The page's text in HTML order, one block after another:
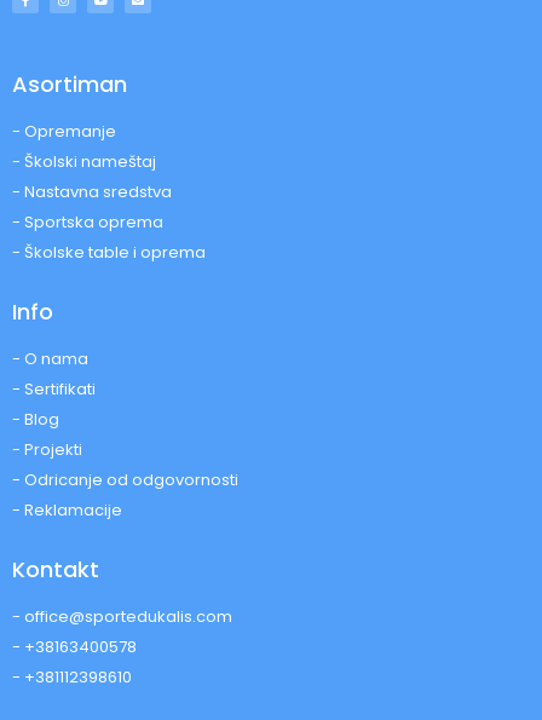
Asortiman
- Opremanje
- Školski nameštaj
- Nastavna sredstva
- Sportska oprema
- Školske table i oprema
Info
- O nama
- Sertifikati
- Blog
- Projekti
- Odricanje od odgovornosti
- Reklamacije
Kontakt
- office@sportedukalis.com
- +38163400578
- +381112398610